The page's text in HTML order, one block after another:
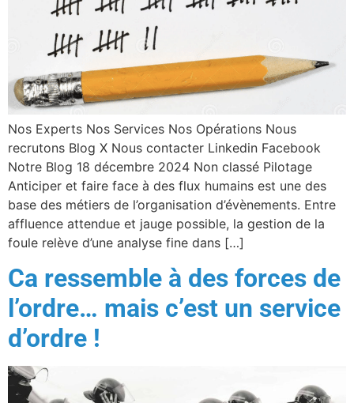
Nos Experts Nos Services Nos Opérations Nous
recrutons Blog X Nous contacter Linkedin Facebook
Notre Blog 18 décembre 2024 Non classé Pilotage
Anticiper et faire face à des flux humains est une des
base des métiers de l’organisation d’évènements. Entre
affluence attendue et jauge possible, la gestion de la
foule relève d’une analyse fine dans […]
Ca ressemble à des forces de
l’ordre… mais c’est un service
d’ordre !